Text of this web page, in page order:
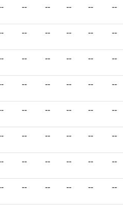
-- -- -- -- --
-- -- -- -- --
-- -- -- -- --
-- -- -- -- --
-- -- -- -- --
-- -- -- -- --
-- -- -- -- --
-- -- -- -- --